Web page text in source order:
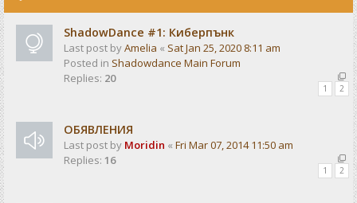
ShadowDance #1: Киберпънк
Last post byAmelia « Sat Jan 25, 2020 8:11 am
Posted in Shadowdance Main Forum
Replies: 20
1 2
ОБЯВЛЕНИЯ
Last post by Moridin « Fri Mar 07, 2014 11:50 am
Replies: 16
1 2